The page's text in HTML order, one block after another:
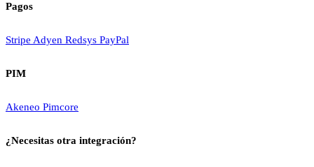
Pagos
Stripe Adyen Redsys PayPal
PIM
Akeneo Pimcore
¿Necesitas otra integración?